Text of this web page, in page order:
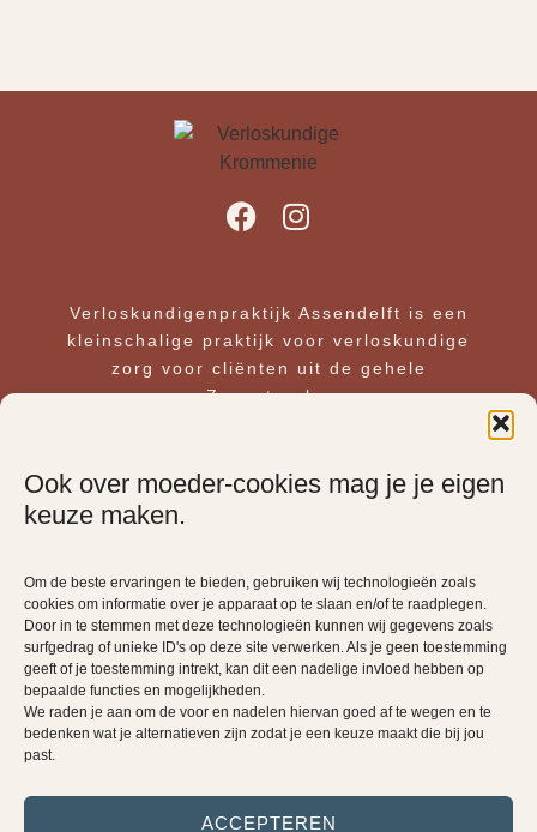
Ook over moeder-cookies mag je je eigen
keuze maken.
Om de beste ervaringen te bieden, gebruiken wij technologieën zoals
cookies om informatie over je apparaat op te slaan en/of te raadplegen.
Door in te stemmen met deze technologieën kunnen wij gegevens zoals
surfgedrag of unieke ID's op deze site verwerken. Als je geen toestemming
geeft of je toestemming intrekt, kan dit een nadelige invloed hebben op
bepaalde functies en mogelijkheden.
We raden je aan om de voor en nadelen hiervan goed af te wegen en te
bedenken wat je alternatieven zijn zodat je een keuze maakt die bij jou
past.
ACCEPTEREN
Verloskundigenpraktijk Assendelft is een
kleinschalige praktijk voor verloskundige
zorg voor cliënten uit de gehele
Zaanstreek.
aandacht geven die nodig is in deze
bijzondere periode.
PRAKTIJK
KINDERWENS
ZWANGERSCHAP
BEVALLING
KRAAMTIJD